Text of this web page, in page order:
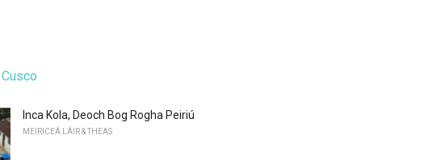
Cusco
Inca Kola, Deoch Bog Rogha Peiriú
MEIRICEÁ LÁIR & THEAS